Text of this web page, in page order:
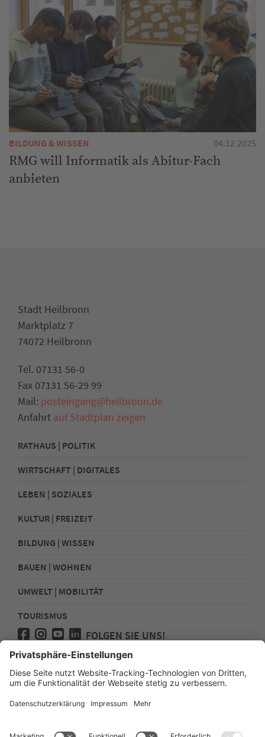
BILDUNG & WISSEN 04.12.2025
RMG will Informatik als Abitur-Fach
anbieten
Stadt Heilbronn
Marktplatz 7
74072 Heilbronn
Tel. 07131 56-0
Fax 07131 56-29 99
Mail: posteingang@heilbronn.de
Anfahrt auf Stadtplan zeigen
RATHAUS | POLITIK
WIRTSCHAFT | DIGITALES
LEBEN | SOZIALES
KULTUR | FREIZEIT
BILDUNG | WISSEN
BAUEN | WOHNEN
UMWELT | MOBILITÄT
TOURISMUS
FOLGEN SIE UNS!
Presse
Kontakt
Impressum
Sitemap